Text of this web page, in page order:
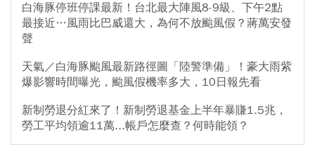
白海豚停班停課最新！台北最大陣風8-9級、下午2點
最接近…風雨比巴威還大，為何不放颱風假？蔣萬安發
聲
天氣／白海豚颱風最新路徑圖「陸警準備」！豪大雨紫
爆影響時間曝光，颱風假機率多大，10日報先看
新制勞退分紅來了！新制勞退基金上半年暴賺1.5兆，
勞工平均領逾11萬...帳戶怎麼查？何時能領？